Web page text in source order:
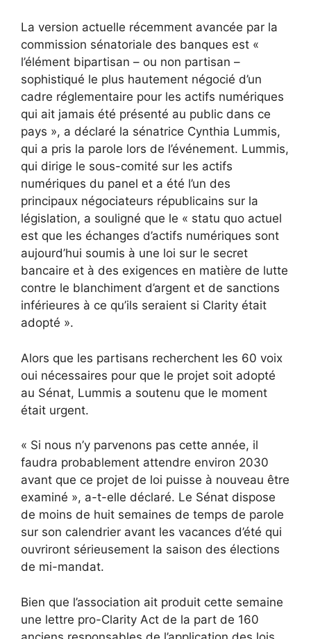
La version actuelle récemment avancée par la
commission sénatoriale des banques est «
l’élément bipartisan – ou non partisan –
sophistiqué le plus hautement négocié d’un
cadre réglementaire pour les actifs numériques
qui ait jamais été présenté au public dans ce
pays », a déclaré la sénatrice Cynthia Lummis,
qui a pris la parole lors de l’événement. Lummis,
qui dirige le sous-comité sur les actifs
numériques du panel et a été l’un des
principaux négociateurs républicains sur la
législation, a souligné que le « statu quo actuel
est que les échanges d’actifs numériques sont
aujourd’hui soumis à une loi sur le secret
bancaire et à des exigences en matière de lutte
contre le blanchiment d’argent et de sanctions
inférieures à ce qu’ils seraient si Clarity était
adopté ».
Alors que les partisans recherchent les 60 voix
oui nécessaires pour que le projet soit adopté
au Sénat, Lummis a soutenu que le moment
était urgent.
« Si nous n’y parvenons pas cette année, il
faudra probablement attendre environ 2030
avant que ce projet de loi puisse à nouveau être
examiné », a-t-elle déclaré. Le Sénat dispose
de moins de huit semaines de temps de parole
sur son calendrier avant les vacances d’été qui
ouvriront sérieusement la saison des élections
de mi-mandat.
Bien que l’association ait produit cette semaine
une lettre pro-Clarity Act de la part de 160